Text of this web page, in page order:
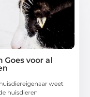
voor al
weet
huisdieren